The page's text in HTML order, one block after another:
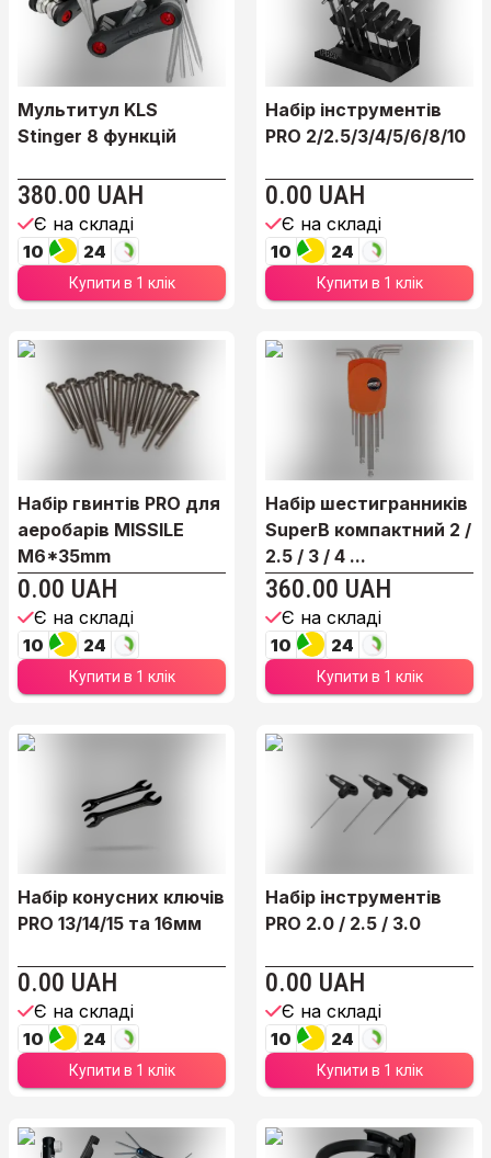
Мультитул KLS
Stinger 8 функцій
380.00 UAH
Є на складі
10 24
Купити в 1 клік
Набір інструментів
PRO 2/2.5/3/4/5/6/8/10
0.00 UAH
Є на складі
10 24
Купити в 1 клік
Набір гвинтів PRO для
аеробарів MISSILE
M6*35mm
0.00 UAH
Є на складі
10 24
Купити в 1 клік
Набір шестигранників
SuperB компактний 2 /
2.5 / 3 / 4 ...
360.00 UAH
Є на складі
10 24
Купити в 1 клік
Набір конусних ключів
PRO 13/14/15 та 16мм
0.00 UAH
Є на складі
10 24
Купити в 1 клік
Набір інструментів
PRO 2.0 / 2.5 / 3.0
0.00 UAH
Є на складі
10 24
Купити в 1 клік